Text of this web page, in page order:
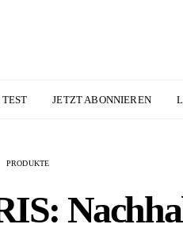
TEST JETZT ABONNIEREN
PRODUKTE